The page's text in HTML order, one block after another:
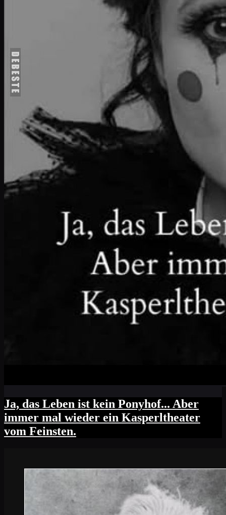
Ja, das Leben ist kein Ponyhof... Aber
immer mal wieder ein Kasperltheater
vom Feinsten.